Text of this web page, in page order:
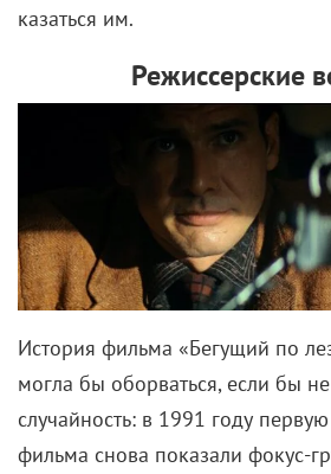
казаться им.
Режиссерские
История фильма «Бегущий по
могла бы оборваться, если бы
случайность: в 1991 году
фильма снова показали фокус-